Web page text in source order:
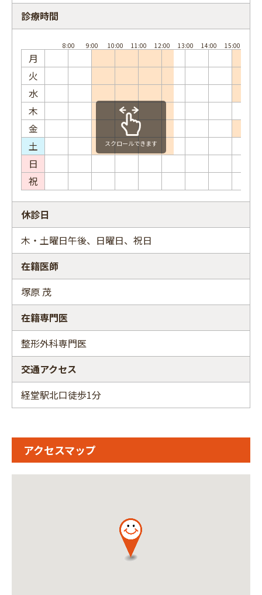
診療時間
月
火
水
木
金
土
日
祝
スクロールできます
休診日
木・土曜日午後、日曜日、祝日
在籍医師
塚原 茂
在籍専門医
整形外科専門医
交通アクセス
経堂駅北口徒歩1分
アクセスマップ